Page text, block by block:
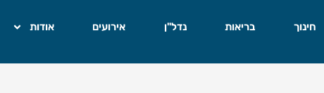
חינוך בריאות נדל"ן אירועים אודות